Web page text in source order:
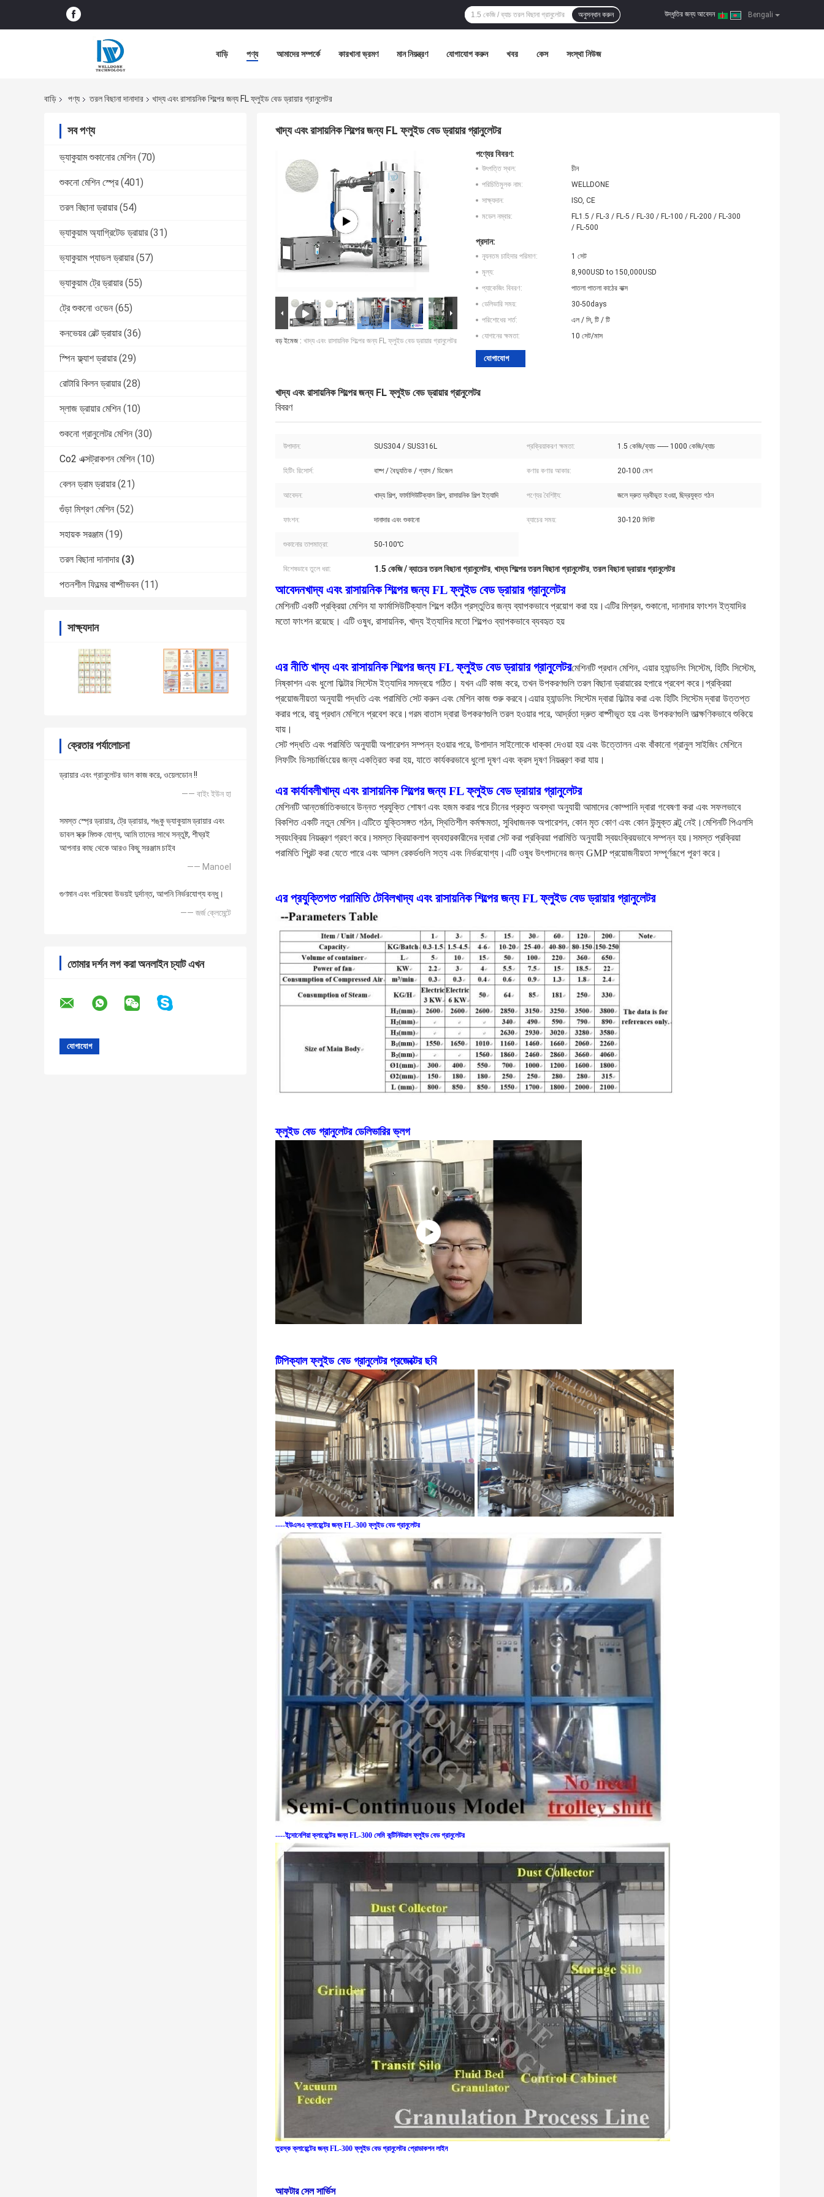
Bengali
উদ্ধৃতির জন্য আবেদন |
অনুসন্ধান করুন
বাড়ি পণ্য আমাদের সম্পর্কে কারখানা ভ্রমণ মান নিয়ন্ত্রণ যোগাযোগ করুন খবর কেস সংস্থা নিউজ
বাড়ি পণ্য তরল বিছানা দানাদার খাদ্য এবং রাসায়নিক শিল্পের জন্য FL ফ্লুইড বেড ড্রায়ার গ্রানুলেটর
সব পণ্য
ভ্যাকুয়াম শুকানোর মেশিন (70)
শুকনো মেশিন স্প্রে (401)
তরল বিছানা ড্রায়ার (54)
ভ্যাকুয়াম অ্যাগ্রিটেড ড্রায়ার (31)
ভ্যাকুয়াম প্যাডল ড্রায়ার (57)
ভ্যাকুয়াম ট্রে ড্রায়ার (55)
ট্রে শুকনো ওভেন (65)
কনভেয়র বেল্ট ড্রায়ার (36)
স্পিন ফ্ল্যাশ ড্রায়ার (29)
রোটারি কিলন ড্রায়ার (28)
স্লাজ ড্রায়ার মেশিন (10)
শুকনো গ্রানুলেটর মেশিন (30)
Co2 এক্সট্রাকশন মেশিন (10)
বেলন ড্রাম ড্রায়ার (21)
গুঁড়া মিশ্রণ মেশিন (52)
সহায়ক সরঞ্জাম (19)
তরল বিছানা দানাদার (3)
পতনশীল ফিল্মের বাষ্পীভবন (11)
সাক্ষ্যদান
ক্রেতার পর্যালোচনা
ড্রায়ার এবং গ্রানুলেটর ভাল কাজ করে, ওয়েলডোন !!
—— বাইং ইউন হা
সমস্ত স্প্রে ড্রায়ার, ট্রে ড্রায়ার, শঙ্কু ভ্যাকুয়াম ড্রায়ার এবং
ডাবল স্ক্রু মিশুক যোগ্য, আমি তাদের সাথে সন্তুষ্ট, শীঘ্রই
আপনার কাছ থেকে আরও কিছু সরঞ্জাম চাইব
—— Manoel
গুণমান এবং পরিষেবা উভয়ই দুর্দান্ত, আপনি নির্ভরযোগ্য বন্ধু।
—— জর্জ ক্লেমেন্টে
তোমার দর্শন লগ করা অনলাইন চ্যাট এখন
খাদ্য এবং রাসায়নিক শিল্পের জন্য FL ফ্লুইড বেড ড্রায়ার গ্রানুলেটর
বড় ইমেজ : খাদ্য এবং রাসায়নিক শিল্পের জন্য FL ফ্লুইড বেড ড্রায়ার গ্রানুলেটর
পণ্যের বিবরণ:
উৎপত্তি স্থল:
চীন
পরিচিতিমুলক নাম:
WELLDONE
সাক্ষ্যদান:
ISO, CE
মডেল নম্বার:
FL1.5 / FL-3 / FL-5 / FL-30 / FL-100 / FL-200 / FL-300
/ FL-500
প্রদান:
ন্যূনতম চাহিদার পরিমাণ:
1 সেট
মূল্য:
8,900USD to 150,000USD
প্যাকেজিং বিবরণ:
পাতলা পাতলা কাঠের বাক্স
ডেলিভারি সময়:
30-50days
পরিশোধের শর্ত:
এল / সি, টি / টি
যোগানের ক্ষমতা:
10 সেট/মাস
যোগাযোগ
খাদ্য এবং রাসায়নিক শিল্পের জন্য FL ফ্লুইড বেড ড্রায়ার গ্রানুলেটর
বিবরণ
উপাদান: SUS304 / SUS316L প্রক্রিয়াকরণ ক্ষমতা: 1.5 কেজি/ব্যাচ ------ 1000 কেজি/ব্যাচ
হিটিং রিসোর্স: বাষ্প / বৈদ্যুতিক / গ্যাস / ডিজেল কণার কণার আকার: 20-100 মেশ
আবেদন: খাদ্য শিল্প, ফার্মাসিউটিক্যাল শিল্প, রাসায়নিক শিল্প ইত্যাদি পণ্যের বৈশিষ্ট্য: জলে দ্রুত দ্রবীভূত হওয়া, ছিদ্রযুক্ত গঠন
ফাংশন: দানাদার এবং শুকানো ব্যাচের সময়: 30-120 মিনিট
শুকানোর তাপমাত্রা: 50-100℃
বিশেষভাবে তুলে ধরা: 1.5 কেজি / ব্যাচের তরল বিছানা গ্রানুলেটর, খাদ্য শিল্পের তরল বিছানা গ্রানুলেটর,তরল বিছানা ড্রায়ার গ্রানুলেটর
আবেদনখাদ্য এবং রাসায়নিক শিল্পের জন্য FL ফ্লুইড বেড ড্রায়ার গ্রানুলেটর
মেশিনটি একটি প্রক্রিয়া মেশিন যা ফার্মাসিউটিক্যাল শিল্পে কঠিন প্রস্তুতির জন্য ব্যাপকভাবে প্রয়োগ করা হয়।এটির মিশ্রন, শুকানো, দানাদার ফাংশন ইত্যাদির
মতো ফাংশন রয়েছে। এটি ওষুধ, রাসায়নিক, খাদ্য ইত্যাদির মতো শিল্পেও ব্যাপকভাবে ব্যবহৃত হয়
এর নীতি খাদ্য এবং রাসায়নিক শিল্পের জন্য FL ফ্লুইড বেড ড্রায়ার গ্রানুলেটরমেশিনটি প্রধান মেশিন, এয়ার হ্যান্ডলিং সিস্টেম, হিটিং সিস্টেম,
নিষ্কাশন এবং ধুলো ফিল্টার সিস্টেম ইত্যাদির সমন্বয়ে গঠিত। যখন এটি কাজ করে, তখন উপকরণগুলি তরল বিছানা ড্রায়ারের হপারে প্রবেশ করে।প্রক্রিয়া
প্রয়োজনীয়তা অনুযায়ী পদ্ধতি এবং পরামিতি সেট করুন এবং মেশিন কাজ শুরু করবে।এয়ার হ্যান্ডলিং সিস্টেম দ্বারা ফিল্টার করা এবং হিটিং সিস্টেম দ্বারা উত্তপ্ত
করার পরে, বায়ু প্রধান মেশিনে প্রবেশ করে।গরম বাতাস দ্বারা উপকরণগুলি তরল হওয়ার পরে, আর্দ্রতা দ্রুত বাষ্পীভূত হয় এবং উপকরণগুলি তাত্ক্ষণিকভাবে শুকিয়ে
যায়।
সেট পদ্ধতি এবং পরামিতি অনুযায়ী অপারেশন সম্পন্ন হওয়ার পরে, উপাদান সাইলোকে ধাক্কা দেওয়া হয় এবং উত্তোলন এবং বাঁকানো গ্রানুল সাইজিং মেশিনে
লিফটিং ডিসচার্জিংয়ের জন্য একত্রিত করা হয়, যাতে কার্যকরভাবে ধুলো দূষণ এবং ক্রস দূষণ নিয়ন্ত্রণ করা যায়।
এর কার্যাবলীখাদ্য এবং রাসায়নিক শিল্পের জন্য FL ফ্লুইড বেড ড্রায়ার গ্রানুলেটর
মেশিনটি আন্তর্জাতিকভাবে উন্নত প্রযুক্তি শোষণ এবং হজম করার পরে চীনের প্রকৃত অবস্থা অনুযায়ী আমাদের কোম্পানি দ্বারা গবেষণা করা এবং সফলভাবে
বিকশিত একটি নতুন মেশিন।এটিতে যুক্তিসঙ্গত গঠন, স্থিতিশীল কর্মক্ষমতা, সুবিধাজনক অপারেশন, কোন মৃত কোণ এবং কোন উন্মুক্ত বল্টু নেই।মেশিনটি পিএলসি
স্বয়ংক্রিয় নিয়ন্ত্রণ গ্রহণ করে।সমস্ত ক্রিয়াকলাপ ব্যবহারকারীদের দ্বারা সেট করা প্রক্রিয়া পরামিতি অনুযায়ী স্বয়ংক্রিয়ভাবে সম্পন্ন হয়।সমস্ত প্রক্রিয়া
পরামিতি প্রিন্ট করা যেতে পারে এবং আসল রেকর্ডগুলি সত্য এবং নির্ভরযোগ্য।এটি ওষুধ উৎপাদনের জন্য GMP প্রয়োজনীয়তা সম্পূর্ণরূপে পূরণ করে।
এর প্রযুক্তিগত পরামিতি টেবিলখাদ্য এবং রাসায়নিক শিল্পের জন্য FL ফ্লুইড বেড ড্রায়ার গ্রানুলেটর
ফ্লুইড বেড গ্রানুলেটর ডেলিভারির ভ্লগ
টিপিক্যাল ফ্লুইড বেড গ্রানুলেটর প্রজেক্টের ছবি
----ইউএসএ ক্লায়েন্টের জন্য FL-300 ফ্লুইড বেড গ্রানুলেটর
----ইন্দোনেশিয়া ক্লায়েন্টের জন্য FL-300 সেমি কন্টিনিউয়াস ফ্লুইড বেড গ্রানুলেটর
তুরস্ক ক্লায়েন্টের জন্য FL-300 ফ্লুইড বেড গ্রানুলেটর প্রোডাকশন লাইন
আফটার সেল সার্ভিস